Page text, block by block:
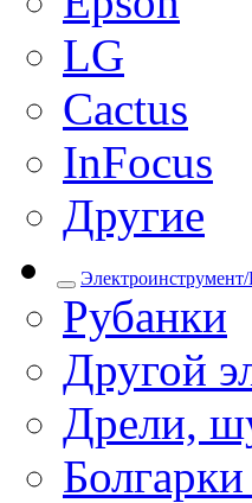
LG
Cactus
InFocus
Другие
Рубанки
Другой
Дрели,